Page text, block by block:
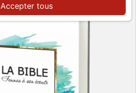
Accepter tous